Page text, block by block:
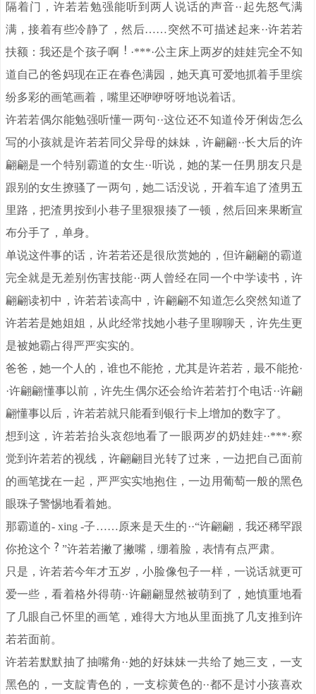
隔着门，许若若勉强能听到两人说话的声音··起先怒气满
满，接着有些冷静了，然后……突然不可描述起来··许若若
扶额：我还是个孩子啊
·***·公主床上两岁的娃娃完全不知
道自己的爸妈现在正在春色满园，她天真可爱地抓着手里缤
纷多彩的画笔画着，嘴里还咿咿呀呀地说着话。
许若若偶尔能勉强听懂一两句··这位还不知道伶牙俐齿怎么
写的小孩就是许若若同父异母的妹妹，许翩翩··长大后的许
翩翩是一个特别霸道的女生··听说，她的某一任男朋友只是
跟别的女生撩骚了一两句，她二话没说，开着车追了渣男五
里路，把渣男按到小巷子里狠狠揍了一顿，然后回来果断宣
布分手了，单身。
单说这件事的话，许若若还是很欣赏她的，但许翩翩的霸道
完全就是无差别伤害技能··两人曾经在同一个中学读书，许
翩翩读初中，许若若读高中，许翩翩不知道怎么突然知道了
许若若是她姐姐，从此经常找她小巷子里聊聊天，许先生更
是被她霸占得严严实实的。
爸爸，她一个人的，谁也不能抢，尤其是许若若，最不能抢·
·许翩翩懂事以前，许先生偶尔还会给许若若打个电话··许翩
翩懂事以后，许若若就只能看到银行卡上增加的数字了。
想到这，许若若抬头哀怨地看了一眼两岁的奶娃娃··***·察
觉到许若若的视线，许翩翩目光转了过来，一边把自己面前
的画笔拢在一起，严严实实地抱住，一边用葡萄一般的黑色
眼珠子警惕地看着她。
那霸道的- xing -子……原来是天生的··“许翩翩，我还稀罕跟
你抢这个
”许若若撇了撇嘴，绷着脸，表情有点严肃。
只是，许若若今年才五岁，小脸像包子一样，一说话就更可
爱一些，看着格外得萌··许翩翩显然被萌到了，她慎重地看
了几眼自己怀里的画笔，难得大方地从里面挑了几支推到许
若若面前。
许若若默默抽了抽嘴角··她的好妹妹一共给了她三支，一支
黑色的，一支靛青色的，一支棕黄色的··都不是讨小孩喜欢